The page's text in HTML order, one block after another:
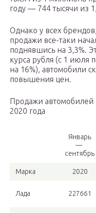
году — 744 тысячи из
Однако у всех
продажи все-таки
поднявшись на 3,3%.
курса рубля (с 1 июля
на 16%), автомобили
повышения цен.
Продажи
2020 года
Январь
—
сентябрь
Марка 2020
Лада 227661